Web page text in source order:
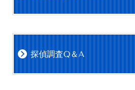
探偵調査Q＆A